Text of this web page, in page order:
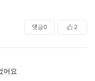
댓글0 2
어요